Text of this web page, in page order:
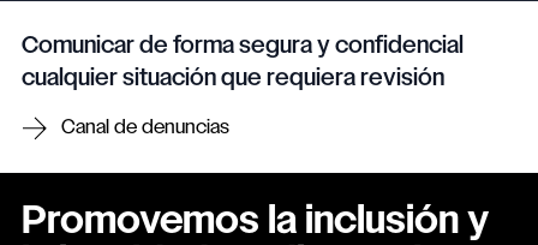
Comunicar de forma segura y confidencial
cualquier situación que requiera revisión
Canal de denuncias
Promovemos la inclusión y